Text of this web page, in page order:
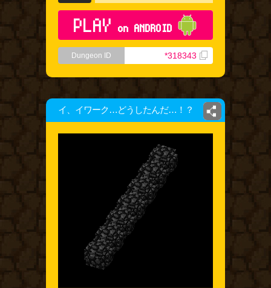
PLAY on ANDROID
Dungeon ID *318343
イ、イワーク…どうしたんだ…！？